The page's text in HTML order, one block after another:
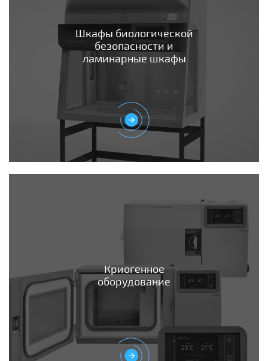
Шкафы биологической
безопасности и
ламинарные шкафы
Криогенное
оборудование